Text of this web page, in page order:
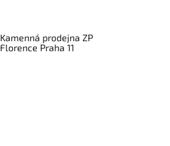
Kamenná prodejna ZP
Florence Praha 11